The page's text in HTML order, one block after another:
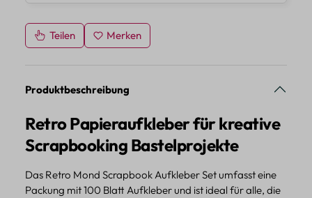
Teilen Merken
Produktbeschreibung
Retro Papieraufkleber für kreative
Scrapbooking Bastelprojekte
Das Retro Mond Scrapbook Aufkleber Set umfasst eine
Packung mit 100 Blatt Aufkleber und ist ideal für alle, die